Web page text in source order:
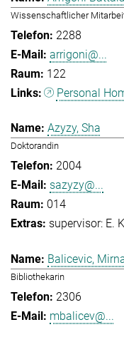
Wissenschaftlicher
2288
arrigoni@...
122
Personal
Azyzy, Sha
Doktorandin
2004
sazyzy@...
014
supervisor: E.
Balicevic,
Bibliothekarin
2306
mbalicev@...